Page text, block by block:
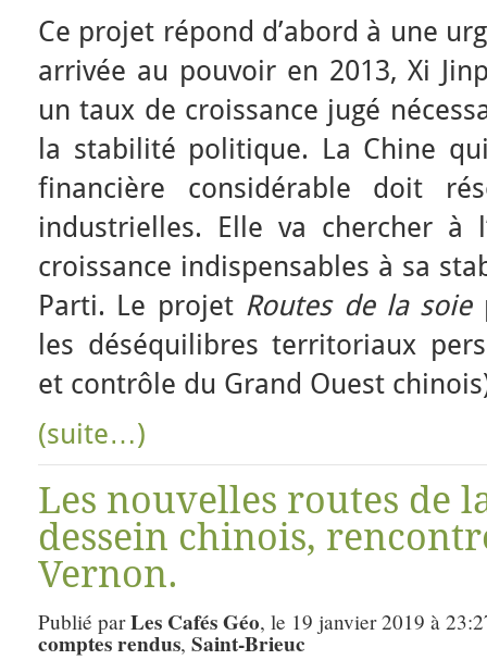
Ce projet répond d’abord à une
arrivée au pouvoir en 2013, Xi
un taux de croissance jugé
la stabilité politique. La Chine
financière considérable doit
industrielles. Elle va chercher à
croissance indispensables à sa
Parti. Le projet Routes de la soie
les déséquilibres territoriaux
et contrôle du Grand Ouest
(suite…)
Les nouvelles routes de
dessein chinois,
Vernon.
Publié parLes Cafés Géo, le 19 janvier 2019 à
comptes rendus, Saint-Brieuc